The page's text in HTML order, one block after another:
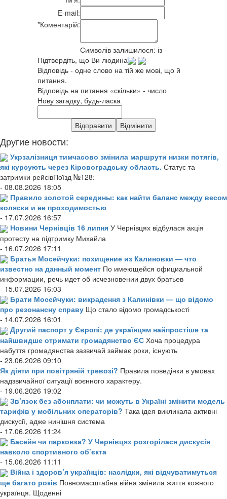
E-mail:
*Коментарій:
Символів залишилося: із
Підтвердіть, що Ви людина
Відповідь - одне слово на тій же мові, що й
питання.
Відповідь на питання «скільки» - число
Нову загадку, будь-ласка
Другие новости:
Укрзалізниця тимчасово змінила маршрути низки потягів,
які курсують через Кіровоградську область. Статус та
затримки рейсівПоїзд №128:
- 08.08.2026 18:05
Правило золотой середины: как найти баланс между весом
коляски и ее проходимостью
- 17.07.2026 16:57
Новини Чернівців 16 липня У Чернівцях відбулася акція
протесту на підтримку Михайла
- 16.07.2026 17:11
Братья Мосейчуки: похищение из Калиновки — что
известно на данный момент По имеющейся официальной
информации, речь идет об исчезновении двух братьев
- 15.07.2026 16:03
Брати Мосейчуки: викрадення з Калинівки — що відомо
про резонансну справу Що стало відомо громадськості
- 14.07.2026 16:01
Другий паспорт у Європі: де українцям найпростіше та
найшвидше отримати громадянство ЄС Хоча процедура
набуття громадянства зазвичай займає роки, існують
- 23.06.2026 09:10
Як діяти при повітряній тревозі? Правила поведінки в умовах
надзвичайної ситуації воєнного характеру.
- 19.06.2026 19:02
Зв’язок без абонплати: чи можуть в Україні змінити модель
тарифів у мобільних операторів? Така ідея викликала активні
дискусії, адже нинішня система
- 17.06.2026 11:24
Басейн чи парковка? У Чернівцях розгорілася дискусія
навколо спортивного об’єкта
- 15.06.2026 11:11
Війна і здоров’я українців: наслідки, які відчуватимуться
ще багато років Повномасштабна війна змінила життя кожного
українця. Щоденні